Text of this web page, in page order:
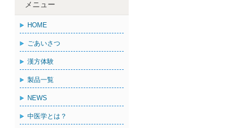
メニュー
HOME
ごあいさつ
漢方体験
製品一覧
NEWS
中医学とは？